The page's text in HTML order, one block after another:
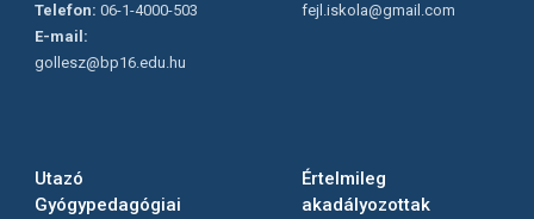
Telefon: 06-1-4000-503
E-mail:
gollesz@bp16.edu.hu
fejl.iskola@gmail.com
Utazó
Gyógypedagógiai
Értelmileg
akadályozottak